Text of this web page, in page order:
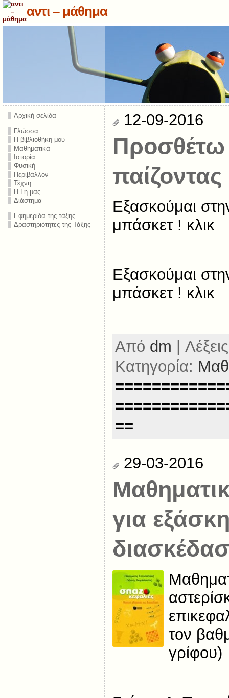
αντι – μάθημα
Αρχική σελίδα
Γλώσσα
Η βιβλιοθήκη μου
Μαθηματικά
Ιστορία
Φυσική
Περιβάλλον
Τέχνη
Η Γη μας
Διάστημα
Εφημερίδα της τάξης
Δραστηριότητες της Τάξης
12-09-2016
Εξασκούμαι
μπάσκετ ! κλικ
Εξασκούμαι
μπάσκετ ! κλικ
Από dm |
Κατηγορία:
==
29-03-2016
για
τον
γρίφου)